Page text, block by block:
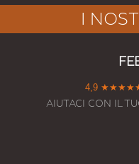
I
4,9
AIUTACI CON IL